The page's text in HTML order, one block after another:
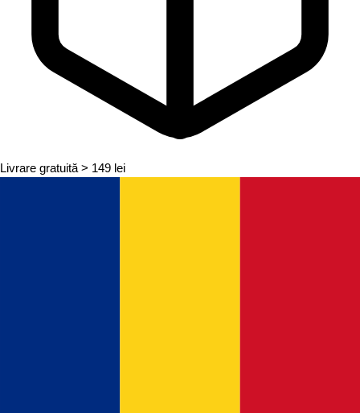
Livrare gratuită > 149 lei